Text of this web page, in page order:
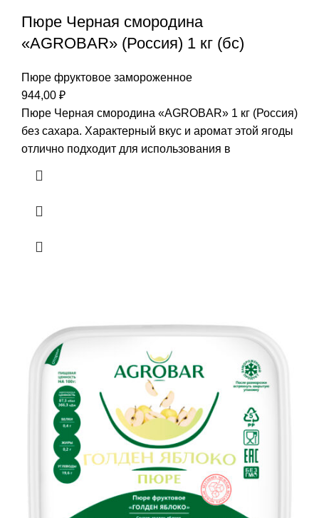
Пюре Черная смородина
«AGROBAR» (Россия) 1 кг (бс)
Пюре фруктовое замороженное
944,00 ₽
Пюре Черная смородина «AGROBAR» 1 кг (Россия)
без сахара. Характерный вкус и аромат этой ягоды
отлично подходит для использования в